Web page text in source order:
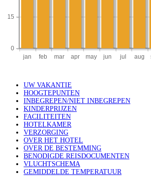
UW VAKANTIE
HOOGTEPUNTEN
INBEGREPEN/NIET INBEGREPEN
KINDERPRIJZEN
FACILITEITEN
HOTELKAMER
VERZORGING
OVER HET HOTEL
OVER DE BESTEMMING
BENODIGDE REISDOCUMENTEN
VLUCHTSCHEMA
GEMIDDELDE TEMPERATUUR